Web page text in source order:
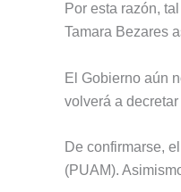
Por esta razón,
Tamara Bezares
El Gobierno aún
volverá a
De confirmarse,
(PUAM).